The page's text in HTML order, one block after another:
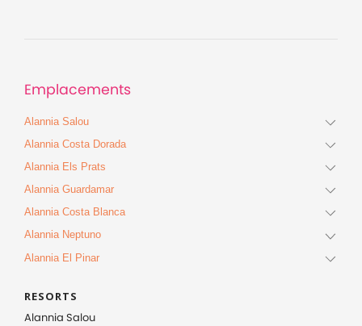
Emplacements
Alannia Salou
Alannia Costa Dorada
Alannia Els Prats
Alannia Guardamar
Alannia Costa Blanca
Alannia Neptuno
Alannia El Pinar
RESORTS
Alannia Salou